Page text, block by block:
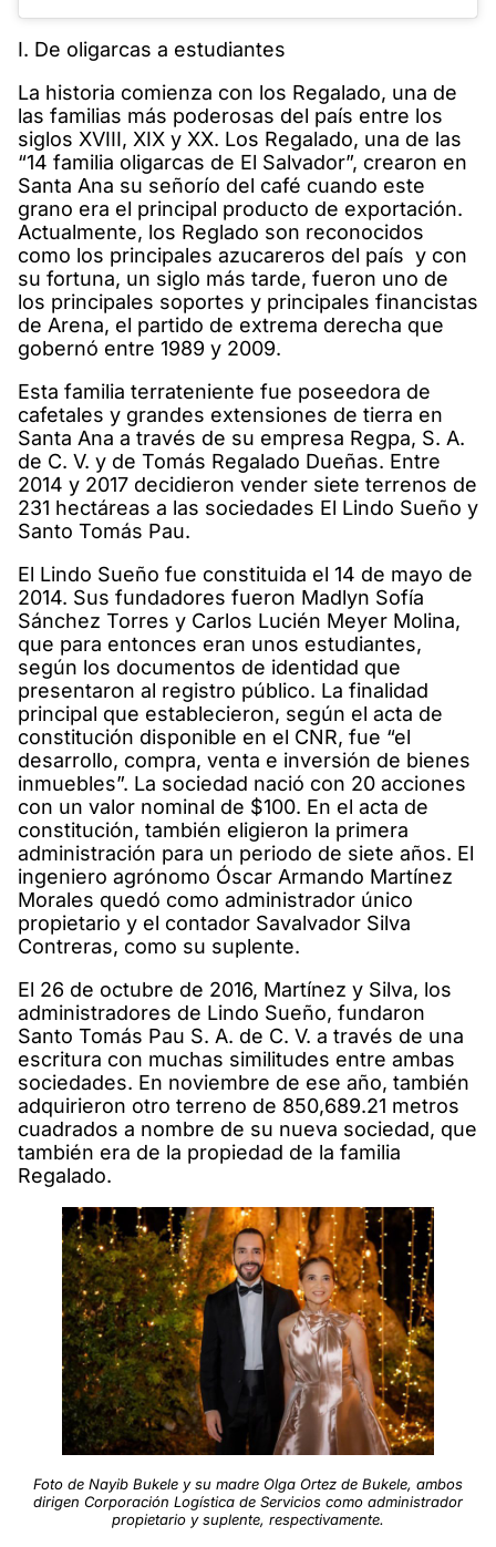
I. De oligarcas a estudiantes
La historia comienza con los Regalado, una de
las familias más poderosas del país entre los
siglos XVIII, XIX y XX. Los Regalado, una de las
“14 familia oligarcas de El Salvador”, crearon en
Santa Ana su señorío del café cuando este
grano era el principal producto de exportación.
Actualmente, los Reglado son reconocidos
como los principales azucareros del país y con
su fortuna, un siglo más tarde, fueron uno de
los principales soportes y principales financistas
de Arena, el partido de extrema derecha que
gobernó entre 1989 y 2009.
Esta familia terrateniente fue poseedora de
cafetales y grandes extensiones de tierra en
Santa Ana a través de su empresa Regpa, S. A.
de C. V. y de Tomás Regalado Dueñas. Entre
2014 y 2017 decidieron vender siete terrenos de
231 hectáreas a las sociedades El Lindo Sueño y
Santo Tomás Pau.
El Lindo Sueño fue constituida el 14 de mayo de
2014. Sus fundadores fueron Madlyn Sofía
Sánchez Torres y Carlos Lucién Meyer Molina,
que para entonces eran unos estudiantes,
según los documentos de identidad que
presentaron al registro público. La finalidad
principal que establecieron, según el acta de
constitución disponible en el CNR, fue “el
desarrollo, compra, venta e inversión de bienes
inmuebles”. La sociedad nació con 20 acciones
con un valor nominal de $100. En el acta de
constitución, también eligieron la primera
administración para un periodo de siete años. El
ingeniero agrónomo Óscar Armando Martínez
Morales quedó como administrador único
propietario y el contador Savalvador Silva
Contreras, como su suplente.
El 26 de octubre de 2016, Martínez y Silva, los
administradores de Lindo Sueño, fundaron
Santo Tomás Pau S. A. de C. V. a través de una
escritura con muchas similitudes entre ambas
sociedades. En noviembre de ese año, también
adquirieron otro terreno de 850,689.21 metros
cuadrados a nombre de su nueva sociedad, que
también era de la propiedad de la familia
Regalado.
Foto de Nayib Bukele y su madre Olga Ortez de Bukele, ambos
dirigen Corporación Logística de Servicios como administrador
propietario y suplente, respectivamente.